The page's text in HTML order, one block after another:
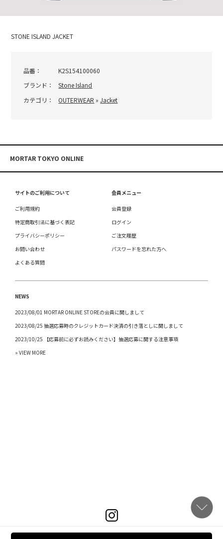
STONE ISLAND JACKET
品番：
K2S154100060
ブランド：
Stone Island
カテゴリ：
OUTERWEAR »Jacket
MORTAR TOKYO ONLINE
サイトのご利用について
ご利用規約
特定商取引法に基づく表記
プライバシーポリシー
お問い合わせ
よくある質問
会員メニュー
会員登録
ログイン
ご注文履歴
パスワードを忘れた方へ
NEWS
2023/08/01 MORTAR ONLINE STOREの会員に関しまして
2023/08/25 抽選応募時のクレジットカード決済の引き落としに関しまして
2023/10/25 【応募前に必ずお読みください】抽選応募に関する注意事項
» VIEW MORE